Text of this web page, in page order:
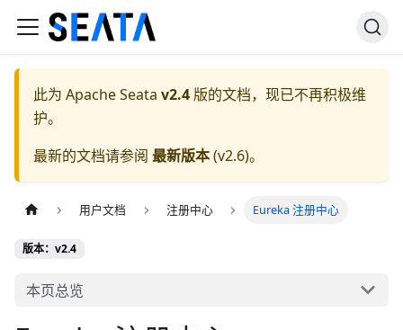
此为 Apache Seata v2.4 版的文档，现已不再积极维
护。
最新的文档请参阅 最新版本(v2.6)。
用户文档 注册中心 Eureka 注册中心
版本：v2.4
本页总览